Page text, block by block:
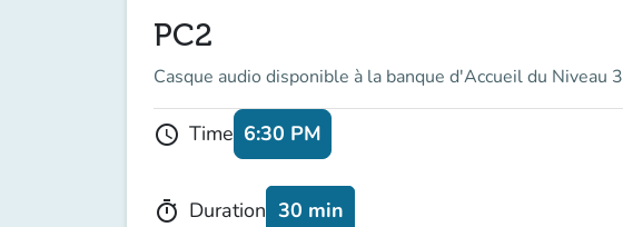
PC2
Casque audio disponible à la banque d'Accueil du Niveau 3
schedule Time 6:30 PM
timer Duration 30 min